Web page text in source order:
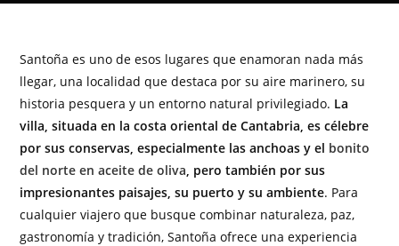
Santoña es uno de esos lugares que enamoran nada más
llegar, una localidad que destaca por su aire marinero, su
historia pesquera y un entorno natural privilegiado. La
villa, situada en la costa oriental de Cantabria, es célebre
por sus conservas, especialmente las anchoas y el bonito
del norte en aceite de oliva, pero también por sus
impresionantes paisajes, su puerto y su ambiente. Para
cualquier viajero que busque combinar naturaleza, paz,
gastronomía y tradición, Santoña ofrece una experiencia